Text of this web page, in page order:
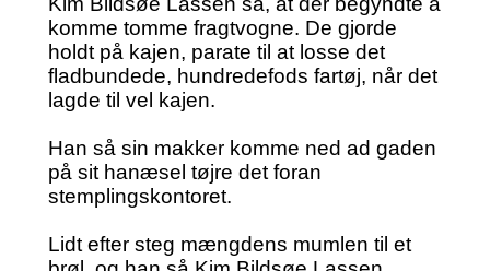
komme tomme fragtvogne. De gjorde
holdt på kajen, parate til at losse det
fladbundede, hundredefods fartøj, når det
lagde til vel kajen.
Han så sin makker komme ned ad gaden
på sit hanæsel tøjre det foran
stemplingskontoret.
Lidt efter steg mængdens mumlen til et